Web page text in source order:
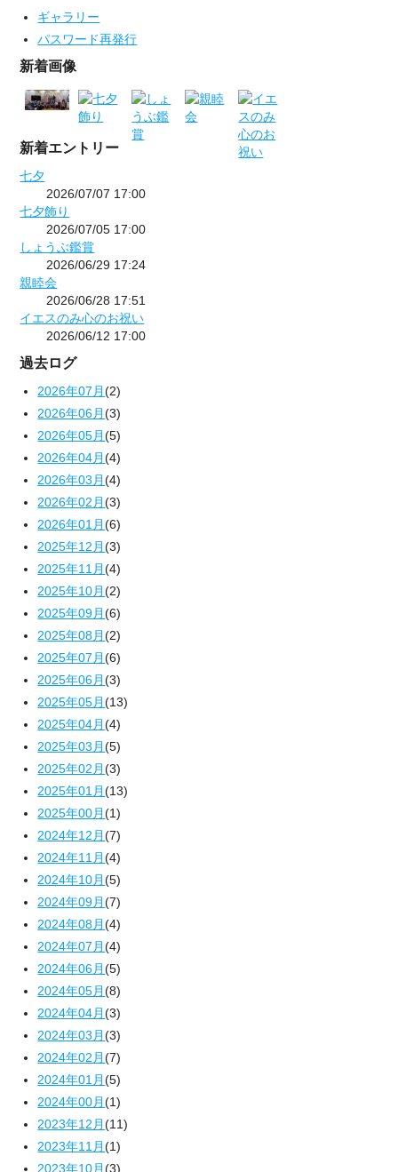
ギャラリー
パスワード再発行
新着画像
新着エントリー
七夕
2026/07/07 17:00
七夕飾り
2026/07/05 17:00
しょうぶ鑑賞
2026/06/29 17:24
親睦会
2026/06/28 17:51
イエスのみ心のお祝い
2026/06/12 17:00
過去ログ
2026年07月(2)
2026年06月(3)
2026年05月(5)
2026年04月(4)
2026年03月(4)
2026年02月(3)
2026年01月(6)
2025年12月(3)
2025年11月(4)
2025年10月(2)
2025年09月(6)
2025年08月(2)
2025年07月(6)
2025年06月(3)
2025年05月(13)
2025年04月(4)
2025年03月(5)
2025年02月(3)
2025年01月(13)
2025年00月(1)
2024年12月(7)
2024年11月(4)
2024年10月(5)
2024年09月(7)
2024年08月(4)
2024年07月(4)
2024年06月(5)
2024年05月(8)
2024年04月(3)
2024年03月(3)
2024年02月(7)
2024年01月(5)
2024年00月(1)
2023年12月(11)
2023年11月(1)
2023年10月(3)